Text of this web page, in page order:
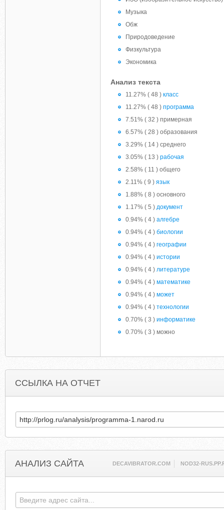
Музыка
Обж
Природоведение
Физкультура
Экономика
Анализ текста
11.27% ( 48 ) класс
11.27% ( 48 ) программа
7.51% ( 32 ) примерная
6.57% ( 28 ) образования
3.29% ( 14 ) среднего
3.05% ( 13 ) рабочая
2.58% ( 11 ) общего
2.11% ( 9 ) язык
1.88% ( 8 ) основного
1.17% ( 5 ) документ
0.94% ( 4 ) алгебре
0.94% ( 4 ) биологии
0.94% ( 4 ) географии
0.94% ( 4 ) истории
0.94% ( 4 ) литературе
0.94% ( 4 ) математике
0.94% ( 4 ) может
0.94% ( 4 ) технологии
0.70% ( 3 ) информатике
0.70% ( 3 ) можно
ССЫЛКА НА ОТЧЕТ
АНАЛИЗ САЙТА DECAVIBRATOR.COM NOD32-